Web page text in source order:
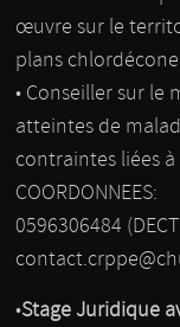
œuvre sur le
plans
• Conseiller sur le
atteintes de
contraintes liées
COORDONNEES:
0596306484
•Stage Juridique